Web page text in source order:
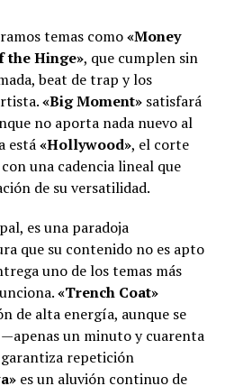
temas como«Money
the Hinge», que cumplen sin
beat de trap y los
«Big Moment» satisfará
no aporta nada nuevo al
está«Hollywood», el corte
una cadencia lineal que
de su versatilidad.
es una paradoja
que su contenido no es apto
uno de los temas más
«Trench Coat»
de alta energía, aunque se
un minuto y cuarenta
repetición
es un aluvión continuo de